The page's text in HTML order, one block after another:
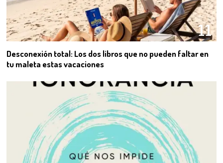
11
Desconexión total: Los dos libros que no pueden faltar en
tu maleta estas vacaciones